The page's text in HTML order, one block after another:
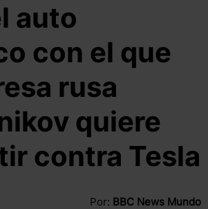
auto
con el que
rusa
quiere
contra Tesla
Por: BBC News Mundo